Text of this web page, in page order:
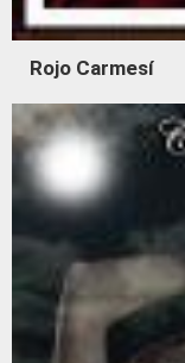
Rojo Carmesí